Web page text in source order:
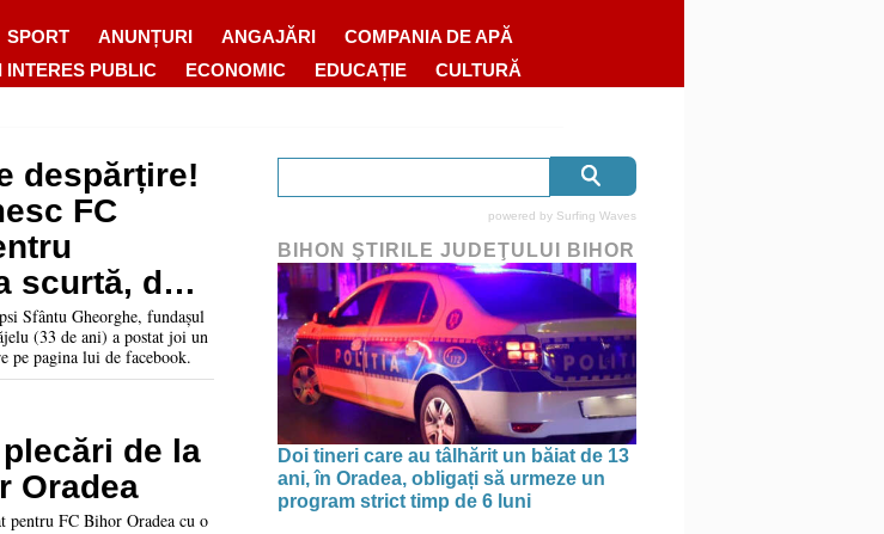
SPORT ANUNȚURI ANGAJĂRI
COMPANIA DE APĂ
INTERES PUBLIC ECONOMIC EDUCAȚIE CULTURĂ
despărțire!
FC
scurtă, dar
Sfântu Gheorghe, fundașul
(33 de ani) a postat joi un
pe pagina lui de facebook.
de la
Oradea
pentru FC Bihor Oradea cu o
powered by Surfing Waves
BIHON ŞTIRILE JUDEŢULUI BIHOR
Doi tineri care au tâlhărit un băiat de 13
ani, în Oradea, obligați să urmeze un
program strict timp de 6 luni